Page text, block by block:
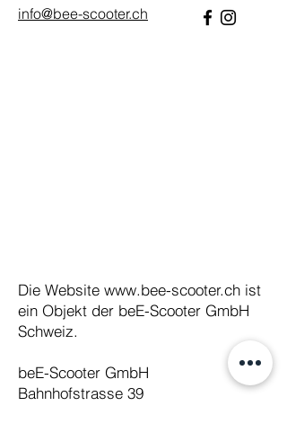
info@bee-scooter.ch
Die Website www.bee-scooter.ch ist
ein Objekt der beE-Scooter GmbH
Schweiz.
beE-Scooter GmbH
Bahnhofstrasse 39